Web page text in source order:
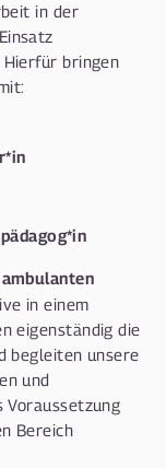
in der
bringen
ambulanten
in einem
eigenständig die
begleiten unsere
und
Bereich